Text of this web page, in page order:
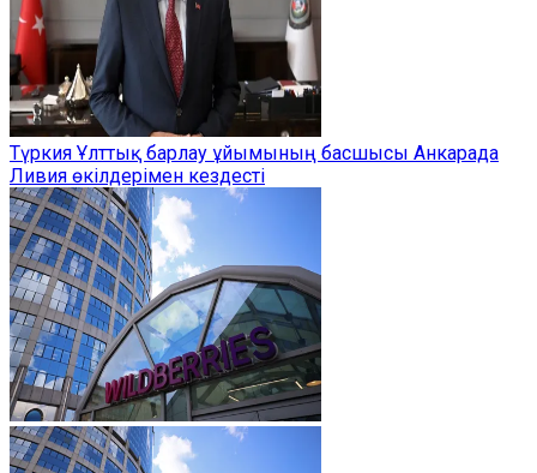
Түркия Ұлттық барлау ұйымының басшысы Анкарада
Ливия өкілдерімен кездесті